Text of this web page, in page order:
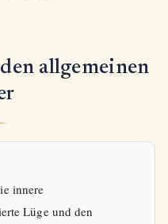
allgemeinen
innere
Lüge und den